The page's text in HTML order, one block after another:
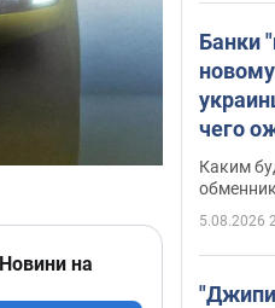
на
Банки
чего
Каким
5.08.2026